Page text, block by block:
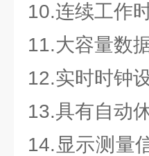
10.连续工作
11.大容量数
12.实时时钟
13.具有自动
14.显示测量